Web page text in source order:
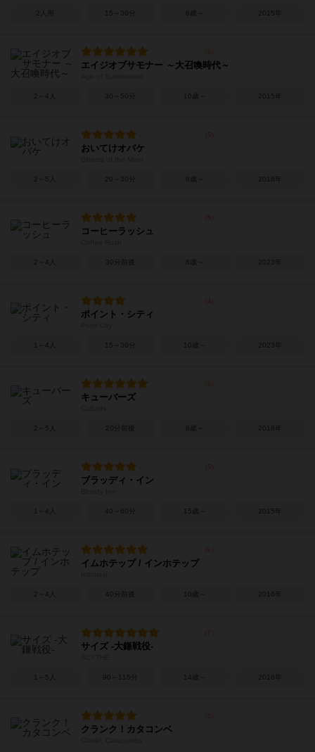
2人用 15～30分 8歳～ 2015年
エイジオブサモナー ～大召喚時代～
2～4人 30～50分 10歳～ 2015年
おいてけオバケ
2～5人 20～30分 8歳～ 2018年
コーヒーラッシュ
2～4人 30分前後 8歳～ 2023年
ポイント・シティ
1～4人 15～30分 10歳～ 2023年
キューバーズ
2～5人 20分前後 8歳～ 2018年
ブラッディ・イン
1～4人 40～60分 15歳～ 2015年
イムホテップ / インホテップ
2～4人 40分前後 10歳～ 2016年
サイズ -大鎌戦役-
1～5人 90～115分 14歳～ 2016年
クランク！カタコンベ